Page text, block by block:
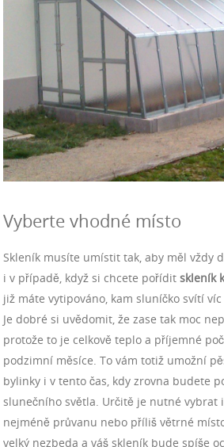
Vyberte vhodné místo
Skleník musíte umístit tak, aby měl vždy
i v případě, když si chcete pořídit skleník
již máte vytipováno, kam sluníčko svítí
Je dobré si uvědomit, že zase tak moc
protože to je celkově teplo a příjemné
podzimní měsíce. To vám totiž umožní
bylinky i v tento čas, kdy zrovna budete
slunečního světla. Určitě je nutné vybrat
nejméně průvanu nebo příliš větrné
velký nezbeda a váš skleník bude spíše